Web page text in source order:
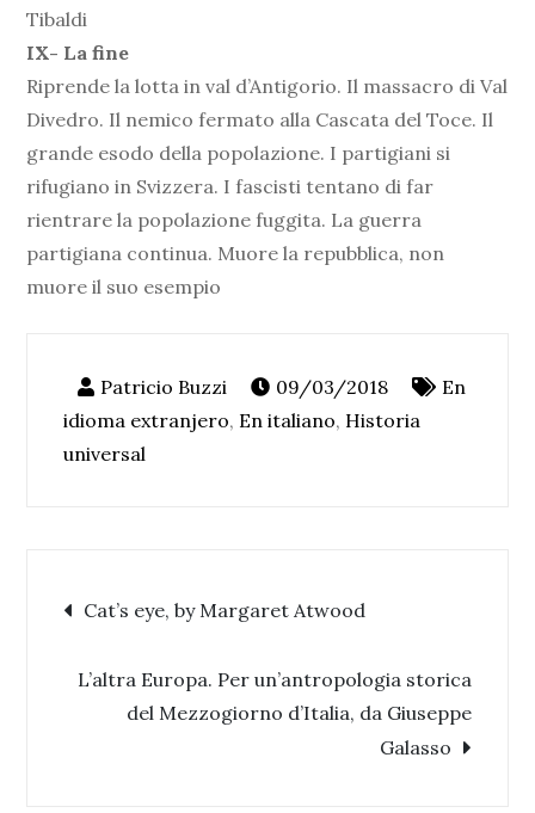
Tibaldi
IX- La fine
Riprende la lotta in val d’Antigorio. Il massacro di Val
Divedro. Il nemico fermato alla Cascata del Toce. Il
grande esodo della popolazione. I partigiani si
rifugiano in Svizzera. I fascisti tentano di far
rientrare la popolazione fuggita. La guerra
partigiana continua. Muore la repubblica, non
muore il suo esempio
09/03/2018
En
idioma extranjero, En italiano, Historia
universal
Navegación
de
Cat’s eye, by Margaret Atwood
L’altra Europa. Per un’antropologia storica
del Mezzogiorno d’Italia, da Giuseppe
Galasso